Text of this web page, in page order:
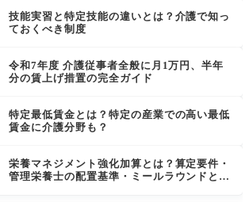
技能実習と特定技能の違いとは？介護で知っ
ておくべき制度
令和7年度 介護従事者全般に月1万円、半年
分の賃上げ措置の完全ガイド
特定最低賃金とは？特定の産業での高い最低
賃金に介護分野も？
栄養マネジメント強化加算とは？算定要件・
管理栄養士の配置基準・ミールラウンドとL